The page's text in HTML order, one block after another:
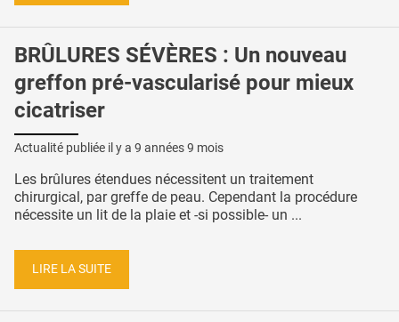
BRÛLURES SÉVÈRES : Un nouveau
greffon pré-vascularisé pour mieux
cicatriser
Actualité publiée il y a 9 années 9 mois
Les brûlures étendues nécessitent un traitement
chirurgical, par greffe de peau. Cependant la procédure
nécessite un lit de la plaie et -si possible- un ...
LIRE LA SUITE